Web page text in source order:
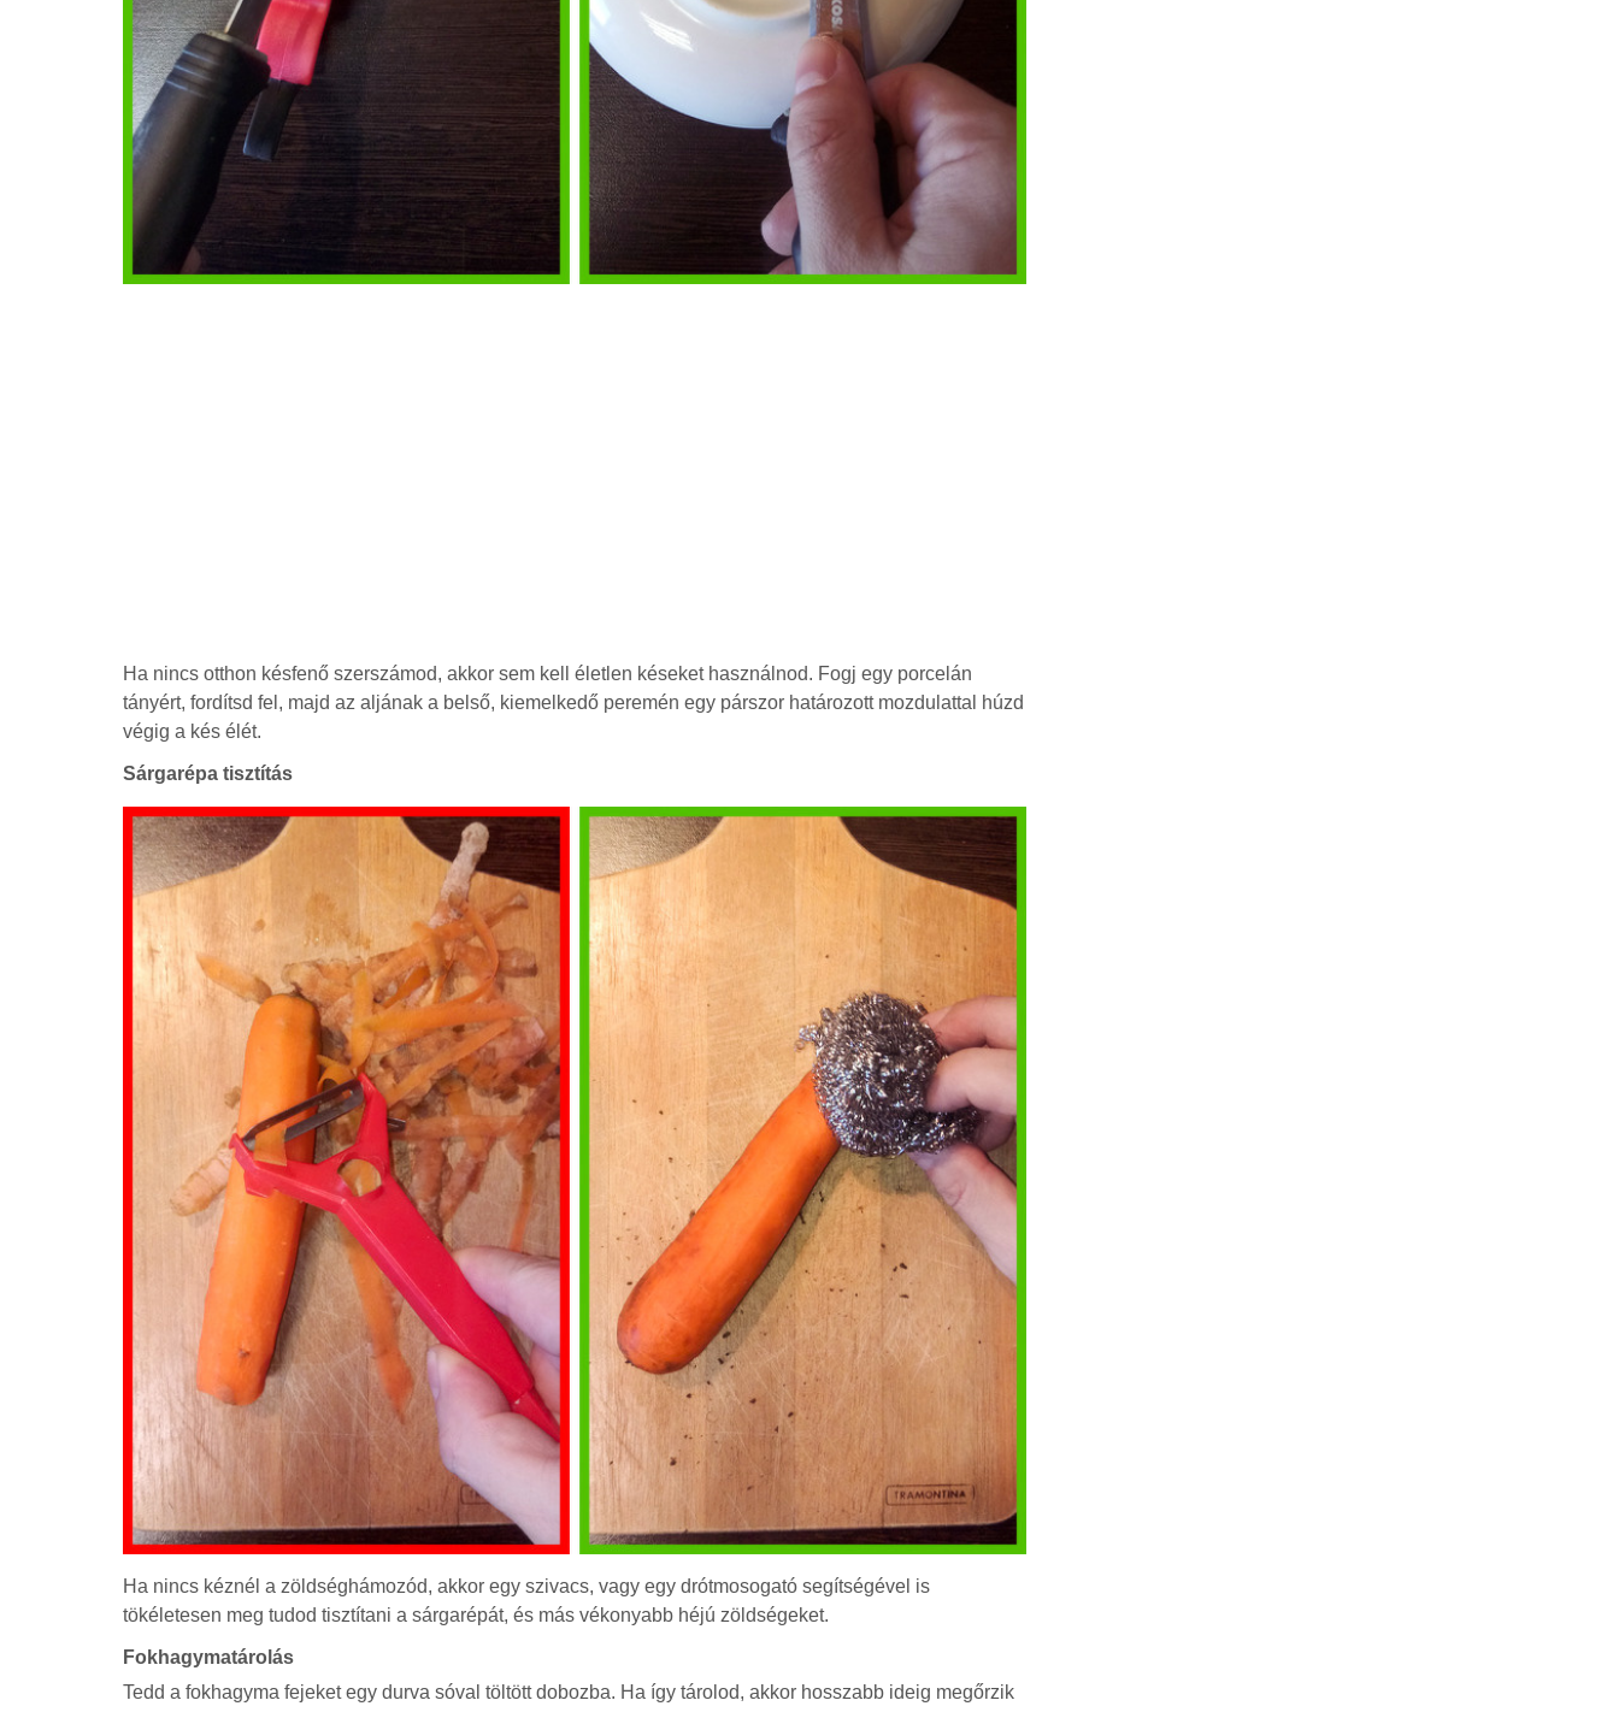
Ha nincs otthon késfenő szerszámod, akkor sem kell életlen késeket használnod. Fogj egy porcelán
tányért, fordítsd fel, majd az aljának a belső, kiemelkedő peremén egy párszor határozott mozdulattal húzd
végig a kés élét.
Sárgarépa tisztítás
Ha nincs kéznél a zöldséghámozód, akkor egy szivacs, vagy egy drótmosogató segítségével is
tökéletesen meg tudod tisztítani a sárgarépát, és más vékonyabb héjú zöldségeket.
Fokhagymatárolás
Tedd a fokhagyma fejeket egy durva sóval töltött dobozba. Ha így tárolod, akkor hosszabb ideig megőrzik